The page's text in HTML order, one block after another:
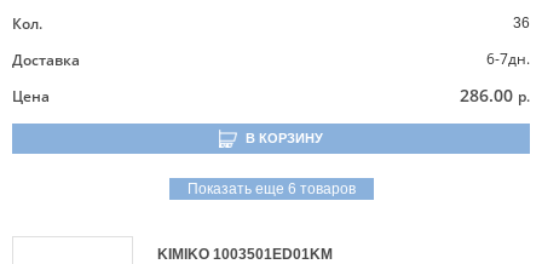
Кол.
36
Доставка
6-7дн.
Цена
286.00 р.
В КОРЗИНУ
Показать еще 6 товаров
KIMIKO 1003501ED01KM